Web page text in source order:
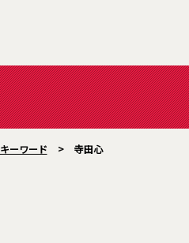
キーワード > 寺田心